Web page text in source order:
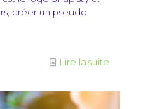
créer un pseudo
Lire la suite